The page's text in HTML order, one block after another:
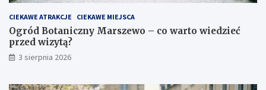
CIEKAWE ATRAKCJE CIEKAWE MIEJSCA
Ogród Botaniczny Marszewo – co warto wiedzieć
przed wizytą?
3 sierpnia 2026